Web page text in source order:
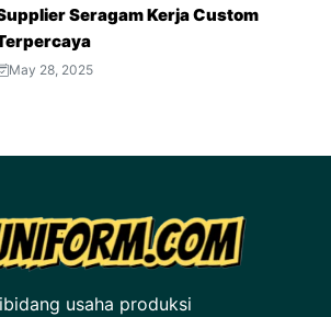
Seragam Kerja Custom
May 28, 2025
usaha produksi